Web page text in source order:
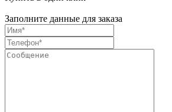
Заполните данные для заказа